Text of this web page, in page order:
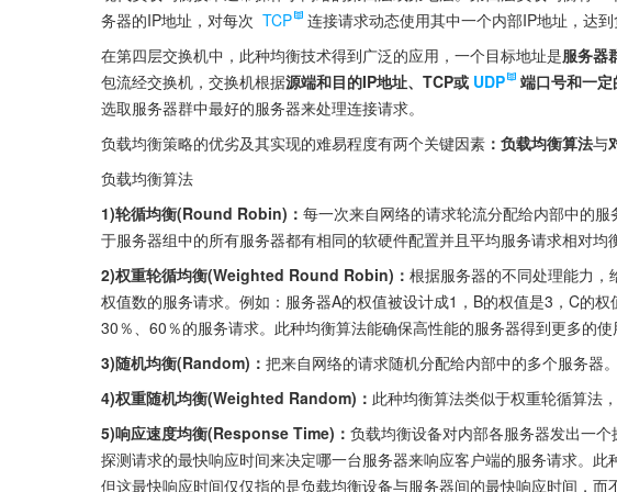
务器的IP地址，对每次 TCP
连接请求动态使用其中一个内部IP地址，达到
在第四层交换机中，此种均衡技术得到广泛的应用，一个目标地址是服务器
包流经交换机，交换机根据源端和目的IP地址、TCP或 UDP 端口号和一
选取服务器群中最好的服务器来处理连接请求。
负载均衡策略的优劣及其实现的难易程度有两个关键因素 ：负载均衡算法与
负载均衡算法
1)轮循均衡(Round Robin)： 每一次来自网络的请求轮流分配给内部中的
于服务器组中的所有服务器都有相同的软硬件配置并且平均服务请求相对均
2)权重轮循均衡(Weighted Round Robin)： 根据服务器的不同处理能力
权值数的服务请求。例如：服务器A的权值被设计成1，B的权值是3，C的权
30％、60％的服务请求。此种均衡算法能确保高性能的服务器得到更多的使
3)随机均衡(Random)： 把来自网络的请求随机分配给内部中的多个服务器。
4)权重随机均衡(Weighted Random)： 此种均衡算法类似于权重轮循算法
5)响应速度均衡(Response Time)： 负载均衡设备对内部各服务器发出一
探测请求的最快响应时间来决定哪一台服务器来响应客户端的服务请求。此
但这最快响应时间仅仅指的是负载均衡设备与服务器间的最快响应时间，而